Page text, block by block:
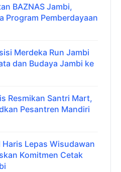
BAZNAS Jambi,
Program Pemberdayaan
Merdeka Run Jambi
dan Budaya Jambi ke
Resmikan Santri Mart,
Pesantren Mandiri
Lepas Wisudawan
Komitmen Cetak